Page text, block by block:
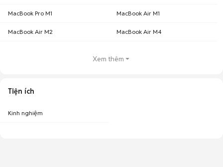
MacBook Pro M1 MacBook Air M1
MacBook Air M2 MacBook Air M4
Xem thêm
Tiện ích
Kinh nghiệm